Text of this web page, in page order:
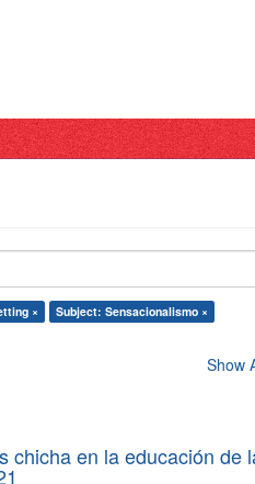
×
Subject: Sensacionalismo ×
Show
chicha en la educación de